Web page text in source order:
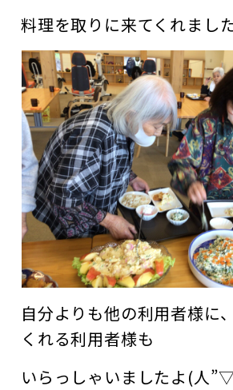
料理を取りに来てくれま
自分よりも他の利用者様に
くれる利用者様も
いらっしゃいましたよ(人